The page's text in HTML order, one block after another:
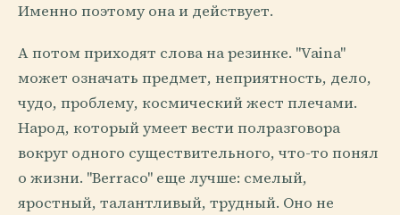
Именно поэтому она и действует.
А потом приходят слова на резинке. "Vaina"
может означать предмет, неприятность, дело,
чудо, проблему, космический жест плечами.
Народ, который умеет вести полразговора
вокруг одного существительного, что-то понял
о жизни. "Berraco" еще лучше: смелый,
яростный, талантливый, трудный. Оно не